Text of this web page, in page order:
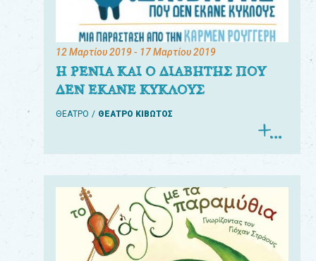
12 Μαρτίου 2019- 17 Μαρτίου 2019
Η ΡΕΝΙΑ ΚΑΙ Ο ΔΙΑΒΗΤΗΣ ΠΟΥ
ΔΕΝ ΕΚΑΝΕ ΚΥΚΛΟΥΣ
ΘΕΑΤΡΟ ΘΕΑΤΡΟ ΚΙΒΩΤΟΣ